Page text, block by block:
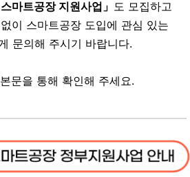
마트공장 지원사업」 도 모집하고
이 스마트공장 도입에 관심 있는
문의해 주시기 바랍니다.
문을 통해 확인해 주세요.